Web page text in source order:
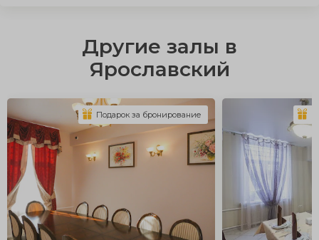
Другие залы в
Ярославский
Подарок за бронирование